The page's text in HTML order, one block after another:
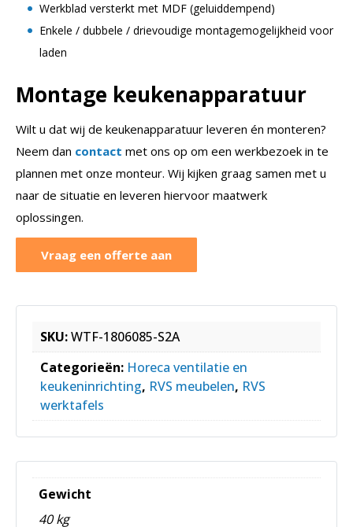
Werkblad versterkt met MDF (geluiddempend)
Enkele / dubbele / drievoudige montagemogelijkheid voor
laden
Montage keukenapparatuur
Wilt u dat wij de keukenapparatuur leveren én monteren?
Neem dan contact met ons op om een werkbezoek in te
plannen met onze monteur. Wij kijken graag samen met u
naar de situatie en leveren hiervoor maatwerk
oplossingen.
Vraag een offerte aan
SKU:WTF-1806085-S2A
Categorieën: Horeca ventilatie en
keukeninrichting, RVS meubelen, RVS
werktafels
Gewicht
40 kg